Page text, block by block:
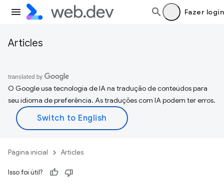
Fazer login
Articles
O Google usa tecnologia de IA na tradução de conteúdos para
seu idioma de preferência. As traduções com IA podem ter erros.
Página inicial Articles
Isso foi útil?